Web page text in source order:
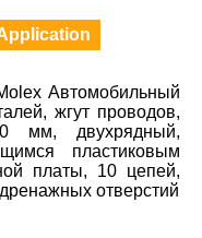
Автомобильный
жгут проводов,
мм, двухрядный,
пластиковым
платы, 10 цепей,
отверстий